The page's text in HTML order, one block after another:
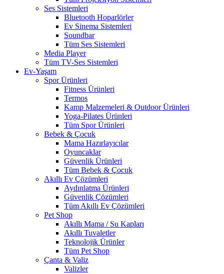
Ses Sistemleri
Bluetooth Hoparlörler
Ev Sinema Sistemleri
Soundbar
Tüm Ses Sistemleri
Media Player
Tüm TV-Ses Sistemleri
Ev-Yaşam
Spor Ürünleri
Fitness Ürünleri
Termos
Kamp Malzemeleri & Outdoor Ürünleri
Yoga-Pilates Ürünleri
Tüm Spor Ürünleri
Bebek & Çocuk
Mama Hazırlayıcılar
Oyuncaklar
Güvenlik Ürünleri
Tüm Bebek & Çocuk
Akıllı Ev Çözümleri
Aydınlatma Ürünleri
Güvenlik Çözümleri
Tüm Akıllı Ev Çözümleri
Pet Shop
Akıllı Mama / Su Kapları
Akıllı Tuvaletler
Teknolojik Ürünler
Tüm Pet Shop
Çanta & Valiz
Valizler